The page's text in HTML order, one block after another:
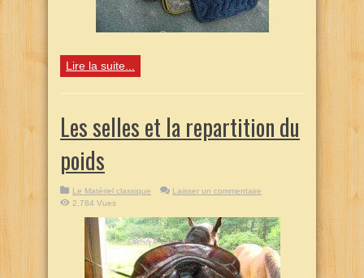
Lire la suite...
Les selles et la repartition du
poids
Le Matériel classique
Laisser un commentaire
2,784 Vues